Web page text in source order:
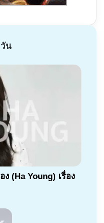
น
(Ha Young) เรื่อง